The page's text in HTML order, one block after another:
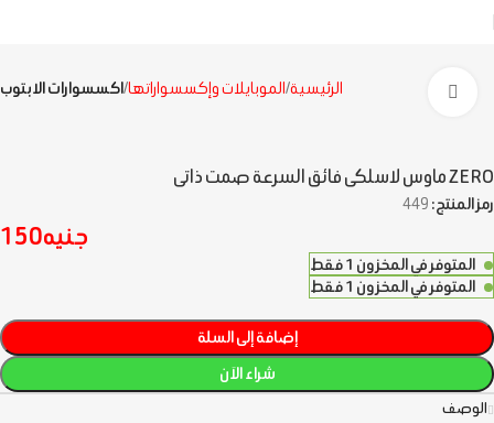
الرئيسية الموبايلات وإكسسواراتها اكسسوارات الابتوب
ZERO ماوس لاسلكى فائق السرعة صمت ذاتى
رمز المنتج: 449
جنيه150
المتوفر في المخزون 1 فقط
المتوفر في المخزون 1 فقط
إضافة إلى السلة
شراء الآن
الوصف